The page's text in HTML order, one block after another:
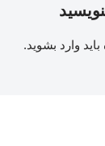
وارد بشوید.